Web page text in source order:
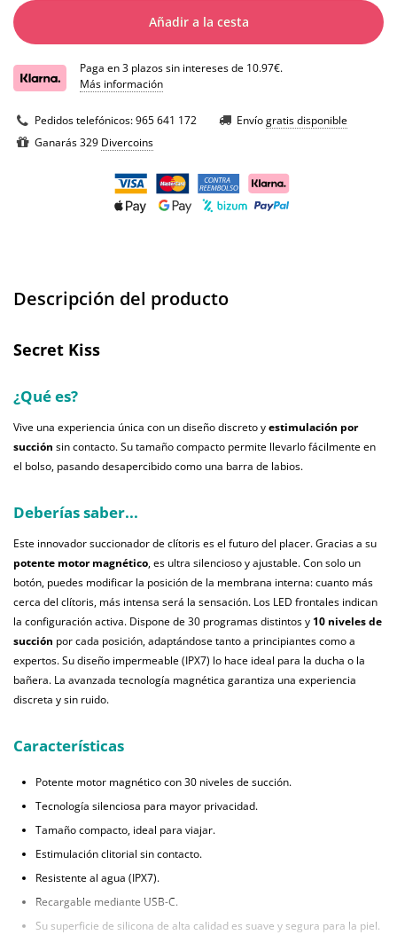
Añadir a la cesta
Paga en 3 plazos sin intereses de 10.97€.
Más información
Pedidos telefónicos:965 641 172 Envíogratis disponible
Ganarás 329 Divercoins
Descripción del producto
Secret Kiss
¿Qué es?
Vive una experiencia única con un diseño discreto yestimulación por
succión sin contacto. Su tamaño compacto permite llevarlo fácilmente en
el bolso, pasando desapercibido como una barra de labios.
Deberías saber...
Este innovador succionador de clítoris es el futuro del placer. Gracias a su
potente motor magnético, es ultra silencioso y ajustable. Con solo un
botón, puedes modificar la posición de la membrana interna: cuanto más
cerca del clítoris, más intensa será la sensación. Los LED frontales indican
la configuración activa. Dispone de 30 programas distintos y 10 niveles de
succión por cada posición, adaptándose tanto a principiantes como a
expertos. Su diseño impermeable (IPX7) lo hace ideal para la ducha o la
bañera. La avanzada tecnología magnética garantiza una experiencia
discreta y sin ruido.
Características
Potente motor magnético con 30 niveles de succión.
Tecnología silenciosa para mayor privacidad.
Tamaño compacto, ideal para viajar.
Estimulación clitorial sin contacto.
Resistente al agua (IPX7).
Recargable mediante USB-C.
Su superficie de silicona de alta calidad es suave y segura para la piel.